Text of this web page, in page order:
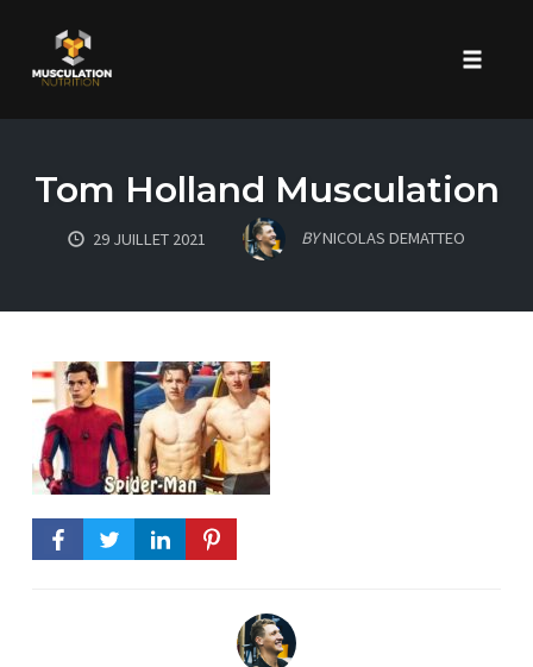
contentTom Holland Musculation
29 JUILLET 2021 BYNICOLAS DEMATTEO